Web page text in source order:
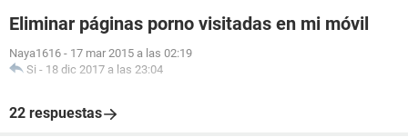
Eliminar páginas porno visitadas en mi móvil
Naya1616 - 17 mar 2015 a las 02:19
Si - 18 dic 2017 a las 23:04
22 respuestas